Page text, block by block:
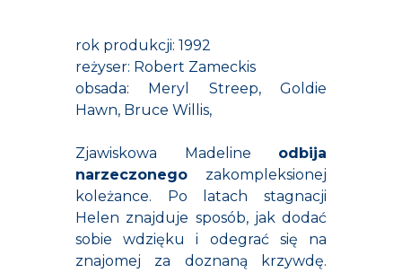
rok produkcji: 1992
reżyser: Robert Zameckis
obsada: Meryl Streep, Goldie
Hawn, Bruce Willis,
Zjawiskowa Madeline odbija
narzeczonego zakompleksionej
koleżance. Po latach stagnacji
Helen znajduje sposób, jak dodać
sobie wdzięku i odegrać się na
znajomej za doznaną krzywdę.